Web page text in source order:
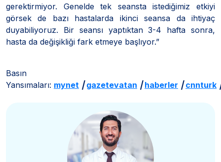
gerektirmiyor. Genelde tek seansta istediğimiz etkiyi
görsek de bazı hastalarda ikinci seansa da ihtiyaç
duyabiliyoruz. Bir seansı yaptıktan 3-4 hafta sonra,
hasta da değişikliği fark etmeye başlıyor.”
Basın
Yansımaları: mynet |gazetevatan |haberler |cnnturk